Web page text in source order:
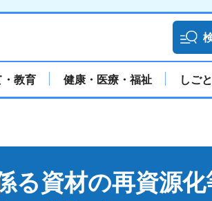
・教育 健康・医療・福祉 しご
る資材の再資源